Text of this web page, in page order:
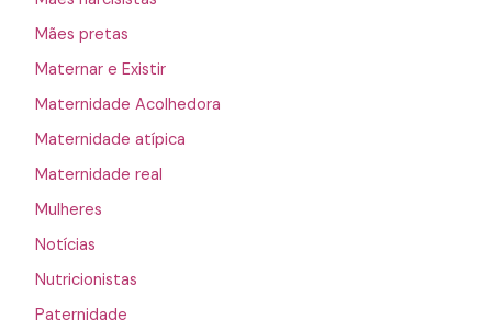
Mães pretas
Maternar e Existir
Maternidade Acolhedora
Maternidade atípica
Maternidade real
Mulheres
Notícias
Nutricionistas
Paternidade